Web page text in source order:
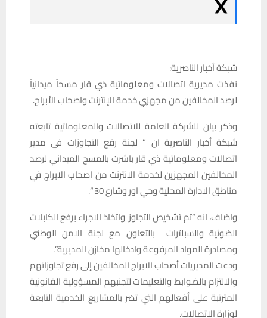
شبكة أخبار الناصرية:
نفذت مديرية اتصالات ومعلوماتية ذي قار مسحاً ميدانياً
لرصد المخالفين من مجهزي خدمة الإنترنت واصحاب الأبراج.
وذكر بيان للشركة العامة للاتصالات والمعلوماتية تابعته
شبكة أخبار الناصرية ان ” لجنة رفع التجاوزات في مدير
اتصالات ومعلوماتية ذي قار باشرت بالمسح الميداني لرصد
المخالفين المجهزين لخدمة الانترنت من اصحاب الابراج في
مناطق الادارة المحلية وحي اور وشارع 30 “.
واضاف، انه “تم تشخيص التجاوز واتخاذ الاجراء برفع الكابلات
الضوئية والسبلترات بالتعاون مع لجنة الامن الوطني
ومصادرة المواد المرفوعة وادخالها مخازن المديرية”.
ودعت المديريات أصحاب الابراج المخالفين إلى رفع تجاوزاتهم
والالتزام بالضوابط والتعليمات لتجنبهم المسؤولية القانونية
المترتبة على أفعالهم التي تضر بالمشاريع الخدمية التابعة
لوزارة الاتصالات.